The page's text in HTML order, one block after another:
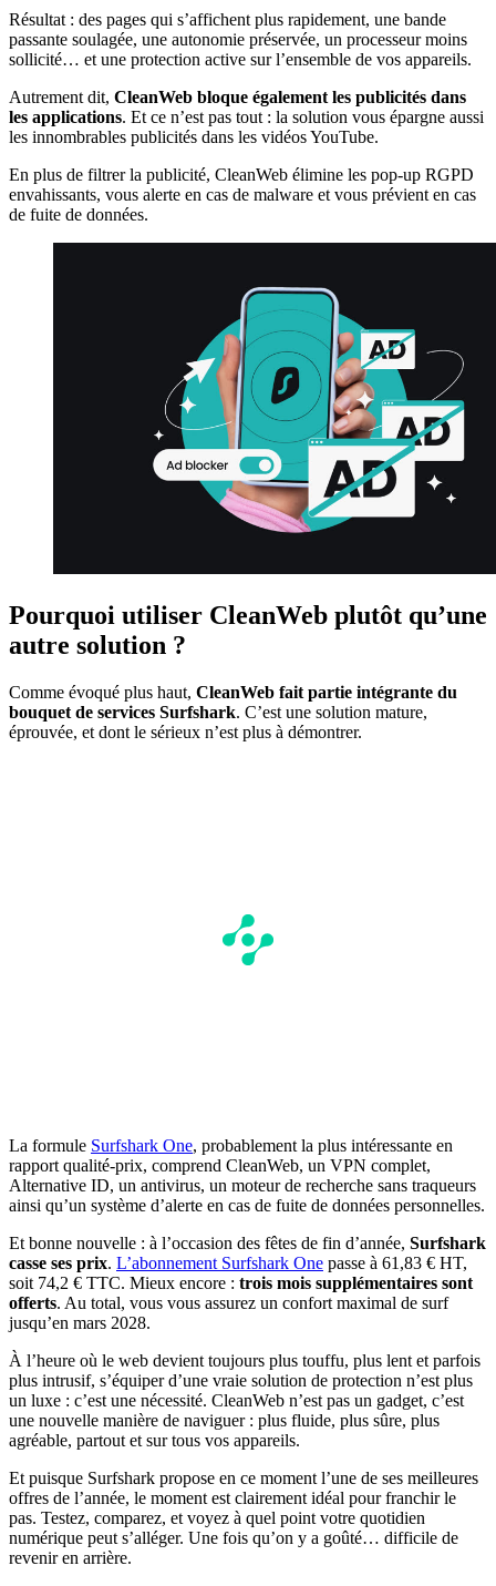
Résultat : des pages qui s’affichent plus rapidement, une bande
passante soulagée, une autonomie préservée, un processeur moins
sollicité… et une protection active sur l’ensemble de vos appareils.
Autrement dit, CleanWeb bloque également les publicités dans
les applications. Et ce n’est pas tout : la solution vous épargne aussi
les innombrables publicités dans les vidéos YouTube.
En plus de filtrer la publicité, CleanWeb élimine les pop-up RGPD
envahissants, vous alerte en cas de malware et vous prévient en cas
de fuite de données.
Pourquoi utiliser CleanWeb plutôt qu’une
autre solution ?
Comme évoqué plus haut, CleanWeb fait partie intégrante du
bouquet de services Surfshark. C’est une solution mature,
éprouvée, et dont le sérieux n’est plus à démontrer.
La formule Surfshark One, probablement la plus intéressante en
rapport qualité-prix, comprend CleanWeb, un VPN complet,
Alternative ID, un antivirus, un moteur de recherche sans traqueurs
ainsi qu’un système d’alerte en cas de fuite de données personnelles.
Et bonne nouvelle : à l’occasion des fêtes de fin d’année, Surfshark
casse ses prix. L’abonnement Surfshark One passe à 61,83 € HT,
soit 74,2 € TTC. Mieux encore : trois mois supplémentaires sont
offerts. Au total, vous vous assurez un confort maximal de surf
jusqu’en mars 2028.
À l’heure où le web devient toujours plus touffu, plus lent et parfois
plus intrusif, s’équiper d’une vraie solution de protection n’est plus
un luxe : c’est une nécessité. CleanWeb n’est pas un gadget, c’est
une nouvelle manière de naviguer : plus fluide, plus sûre, plus
agréable, partout et sur tous vos appareils.
Et puisque Surfshark propose en ce moment l’une de ses meilleures
offres de l’année, le moment est clairement idéal pour franchir le
pas. Testez, comparez, et voyez à quel point votre quotidien
numérique peut s’alléger. Une fois qu’on y a goûté… difficile de
revenir en arrière.